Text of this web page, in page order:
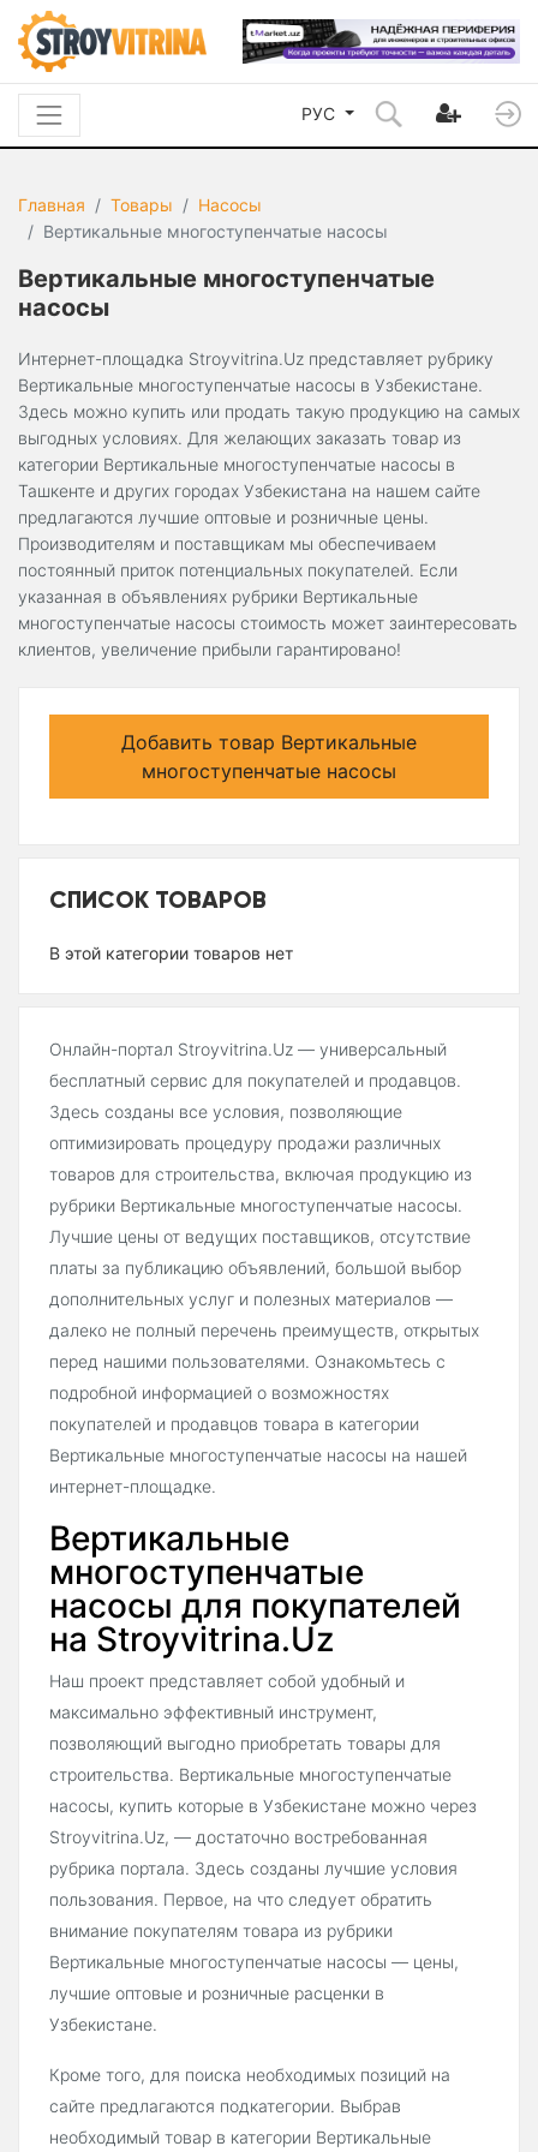
РУС
Главная Товары
Насосы
Вертикальные многоступенчатые насосы
Вертикальные многоступенчатые
насосы
Интернет-площадка Stroyvitrina.Uz представляет рубрику
Вертикальные многоступенчатые насосы в Узбекистане.
Здесь можно купить или продать такую продукцию на самых
выгодных условиях. Для желающих заказать товар из
категории Вертикальные многоступенчатые насосы в
Ташкенте и других городах Узбекистана на нашем сайте
предлагаются лучшие оптовые и розничные цены.
Производителям и поставщикам мы обеспечиваем
постоянный приток потенциальных покупателей. Если
указанная в объявлениях рубрики Вертикальные
многоступенчатые насосы стоимость может заинтересовать
клиентов, увеличение прибыли гарантировано!
Добавить товар Вертикальные
многоступенчатые насосы
СПИСОК ТОВАРОВ
В этой категории товаров нет
Онлайн-портал Stroyvitrina.Uz — универсальный
бесплатный сервис для покупателей и продавцов.
Здесь созданы все условия, позволяющие
оптимизировать процедуру продажи различных
товаров для строительства, включая продукцию из
рубрики Вертикальные многоступенчатые насосы.
Лучшие цены от ведущих поставщиков, отсутствие
платы за публикацию объявлений, большой выбор
дополнительных услуг и полезных материалов —
далеко не полный перечень преимуществ, открытых
перед нашими пользователями. Ознакомьтесь с
подробной информацией о возможностях
покупателей и продавцов товара в категории
Вертикальные многоступенчатые насосы на нашей
интернет-площадке.
Вертикальные
многоступенчатые
насосы для покупателей
на Stroyvitrina.Uz
Наш проект представляет собой удобный и
максимально эффективный инструмент,
позволяющий выгодно приобретать товары для
строительства. Вертикальные многоступенчатые
насосы, купить которые в Узбекистане можно через
Stroyvitrina.Uz, — достаточно востребованная
рубрика портала. Здесь созданы лучшие условия
пользования. Первое, на что следует обратить
внимание покупателям товара из рубрики
Вертикальные многоступенчатые насосы — цены,
лучшие оптовые и розничные расценки в
Узбекистане.
Кроме того, для поиска необходимых позиций на
сайте предлагаются подкатегории. Выбрав
необходимый товар в категории Вертикальные